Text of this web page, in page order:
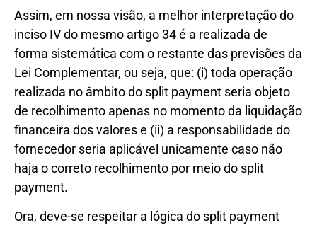
Assim, em nossa visão, a melhor interpretação do
inciso IV do mesmo artigo 34 é a realizada de
forma sistemática com o restante das previsões da
Lei Complementar, ou seja, que: (i) toda operação
realizada no âmbito do split payment seria objeto
de recolhimento apenas no momento da liquidação
financeira dos valores e (ii) a responsabilidade do
fornecedor seria aplicável unicamente caso não
haja o correto recolhimento por meio do split
payment.
Ora, deve-se respeitar a lógica do split payment